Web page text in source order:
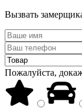
Вызвать
Пожалуйста,